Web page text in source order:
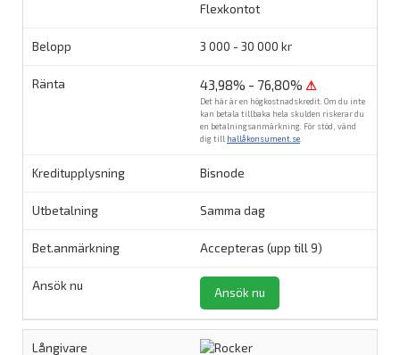
Flexkontot
3 000 - 30 000 kr
43,98% - 76,80% ⚠
Det här är en högkostnadskredit. Om du inte
kan betala tillbaka hela skulden riskerar du
en betalningsanmärkning. För stöd, vänd
dig till hallåkonsument.se
Bisnode
Samma dag
Accepteras (upp till 9)
Ansök nu